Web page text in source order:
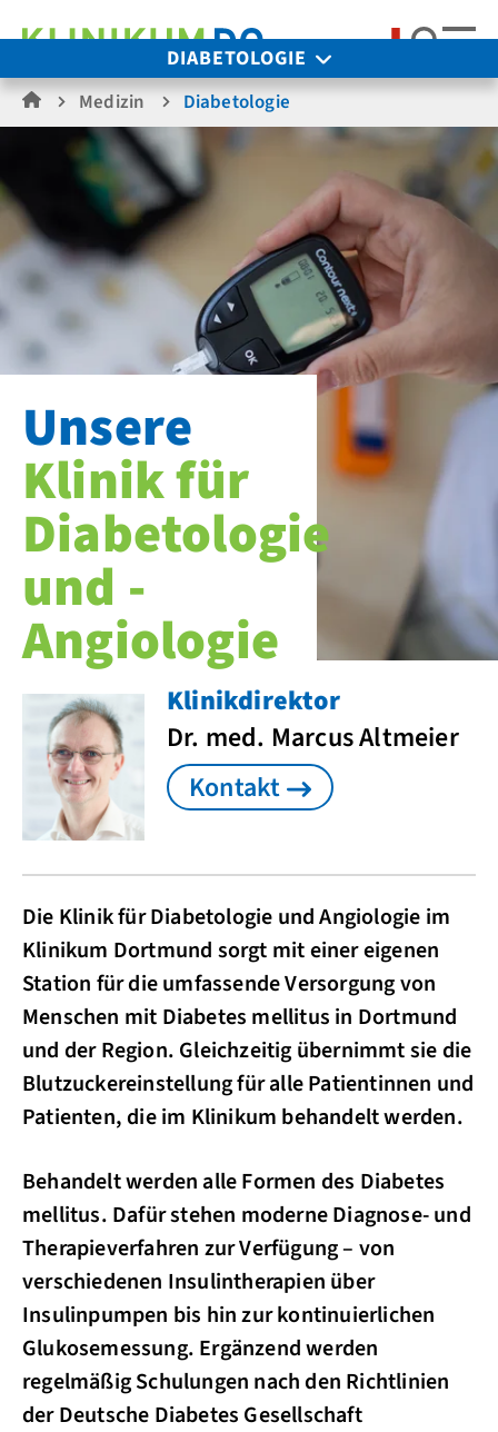
DIABETOLOGIE
Medizin Diabetologie
Unsere
Klinik für
Diabetologie
und ­
Angiologie
Klinikdirektor
Dr. med. Marcus Altmeier
Kontakt
Die Klinik für Diabetologie und Angiologie im
Klinikum Dortmund sorgt mit einer eigenen
Station für die umfassende Versorgung von
Menschen mit Diabetes mellitus in Dortmund
und der Region. Gleichzeitig übernimmt sie die
Blutzuckereinstellung für alle Patientinnen und
Patienten, die im Klinikum behandelt werden.
Behandelt werden alle Formen des Diabetes
mellitus. Dafür stehen moderne Diagnose- und
Therapieverfahren zur Verfügung – von
verschiedenen Insulintherapien über
Insulinpumpen bis hin zur kontinuierlichen
Glukosemessung. Ergänzend werden
regelmäßig Schulungen nach den Richtlinien
der Deutsche Diabetes Gesellschaft